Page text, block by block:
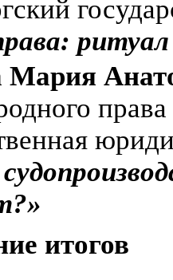
ритуал
итогов